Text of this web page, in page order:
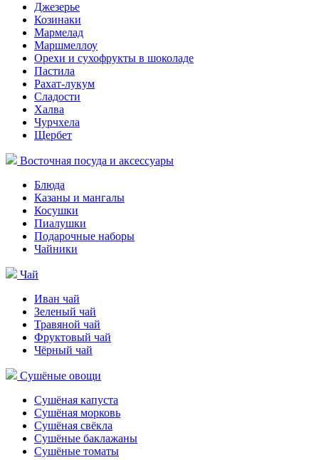
Джезерье
Козинаки
Мармелад
Маршмеллоу
Орехи и сухофрукты в шоколаде
Пастила
Рахат-лукум
Сладости
Халва
Чурчхела
Щербет
Восточная посуда и аксессуары
Блюда
Казаны и мангалы
Косушки
Пиалушки
Подарочные наборы
Чайники
Чай
Иван чай
Зеленый чай
Травяной чай
Фруктовый чай
Чёрный чай
Сушёные овощи
Сушёная капуста
Сушёная морковь
Сушёная свёкла
Сушёные баклажаны
Сушёные томаты